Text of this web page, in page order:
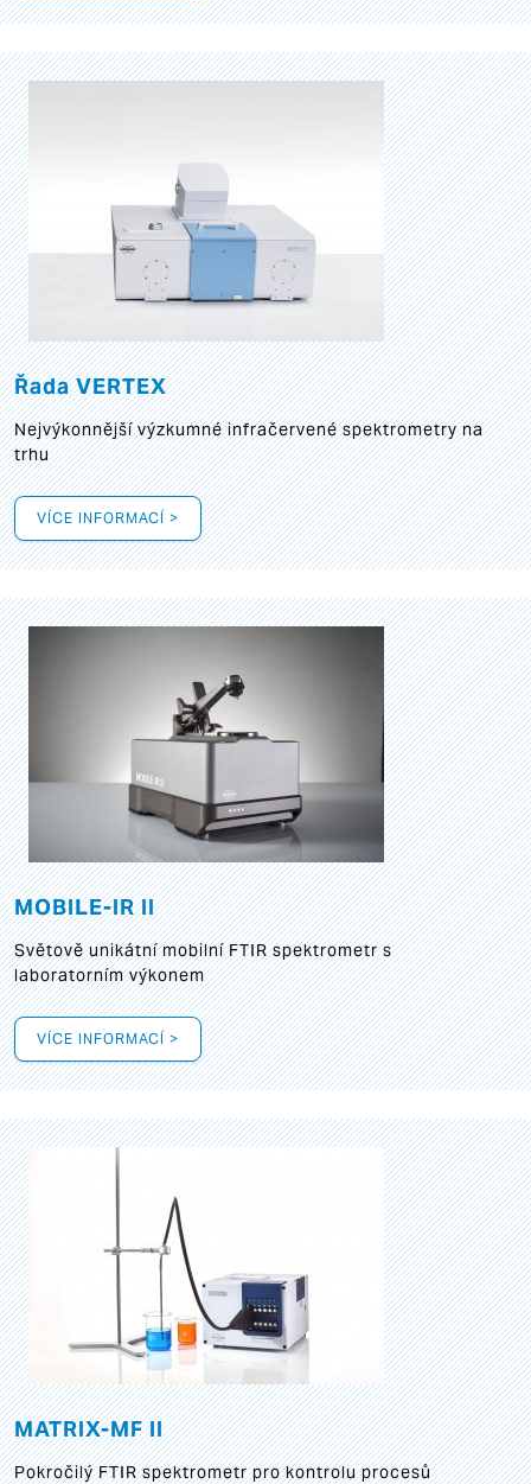
Řada VERTEX
Nejvýkonnější výzkumné infračervené spektrometry na
trhu
VÍCE INFORMACÍ >
MOBILE-IR II
Světově unikátní mobilní FTIR spektrometr s
laboratorním výkonem
VÍCE INFORMACÍ >
MATRIX-MF II
Pokročilý FTIR spektrometr pro kontrolu procesů